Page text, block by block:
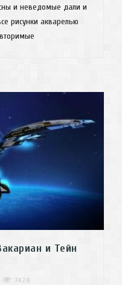
и неведомые дали и
рисунки акварелью
и Тейн
7428